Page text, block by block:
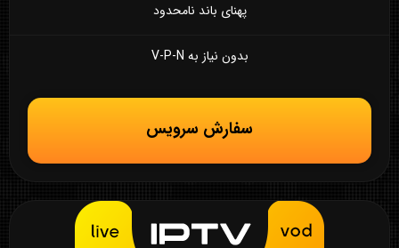
پهنای باند نامحدود
بدون نیاز به V-P-N
سفارش سرویس